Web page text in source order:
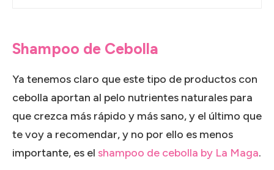
Shampoo de Cebolla
Ya tenemos claro que este tipo de productos con
cebolla aportan al pelo nutrientes naturales para
que crezca más rápido y más sano, y el último que
te voy a recomendar, y no por ello es menos
importante, es el shampoo de cebolla by La Maga.